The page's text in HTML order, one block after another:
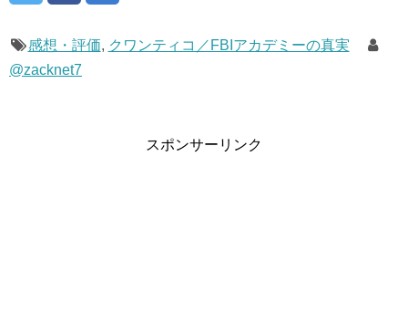
感想・評価, クワンティコ／FBIアカデミーの真実
@zacknet7
スポンサーリンク